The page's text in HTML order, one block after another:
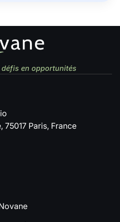
en opportunités
75017 Paris, France